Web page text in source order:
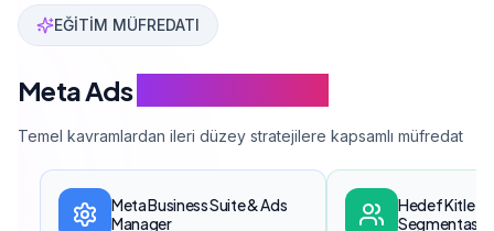
EĞİTİM MÜFREDATI
Meta Ads
Temel kavramlardan ileri düzey stratejilere kapsamlı müfredat
Meta Business Suite & Ads
Manager
Hedef Kitle